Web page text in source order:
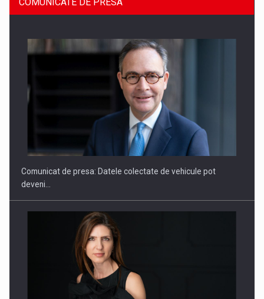
SAPTE PERSONALITATI DIN MEDIUL DE AFACERI, ACADEMIC
Hard Enduro Piatra Craiului 2026, fueled by benzinariile RO…
Comunicat de presa: Datele colectate de vehicule pot
deveni…